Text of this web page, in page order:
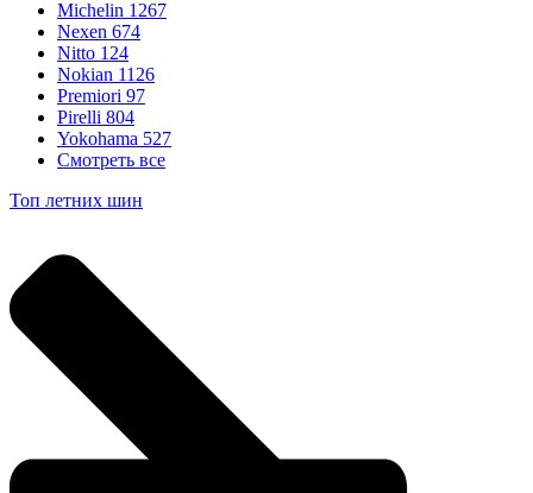
Michelin 1267
Nexen 674
Nitto 124
Nokian 1126
Premiori 97
Pirelli 804
Yokohama 527
Смотреть все
Топ летних шин